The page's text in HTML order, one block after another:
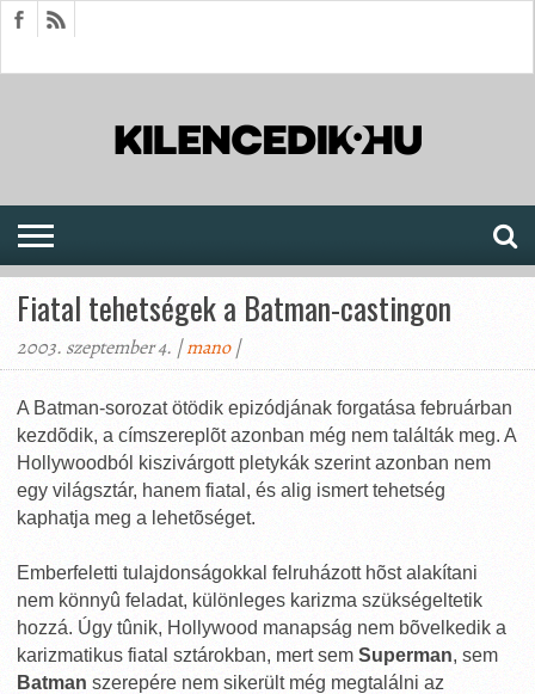
Fiatal tehetségek a Batman-castingon
2003. szeptember 4. |mano|
A Batman-sorozat ötödik epizódjának forgatása februárban
kezdõdik, a címszereplõt azonban még nem találták meg. A
Hollywoodból kiszivárgott pletykák szerint azonban nem
egy világsztár, hanem fiatal, és alig ismert tehetség
kaphatja meg a lehetõséget.
Emberfeletti tulajdonságokkal felruházott hõst alakítani
nem könnyû feladat, különleges karizma szükségeltetik
hozzá. Úgy tûnik, Hollywood manapság nem bõvelkedik a
karizmatikus fiatal sztárokban, mert sem Superman, sem
Batman szerepére nem sikerült még megtalálni az